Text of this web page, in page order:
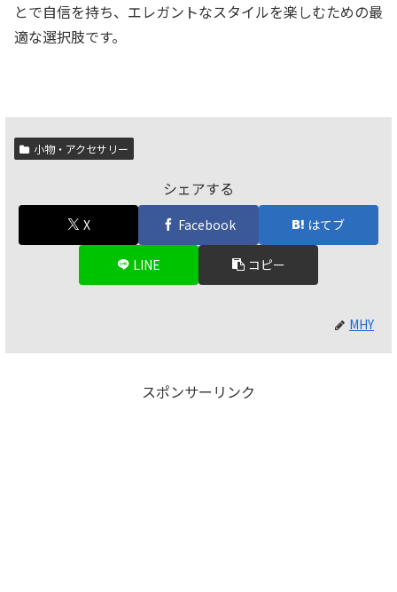
とで自信を持ち、エレガントなスタイルを楽しむための最
適な選択肢です。
小物・アクセサリー
シェアする
X Facebook はてブ
LINE コピー
MHY
スポンサーリンク